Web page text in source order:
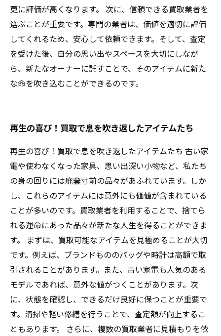
更に評価が高くなります。 次に、信頼できる買取業者を
選ぶことが重要です。専門の業者は、価値を適切に評価
してくれるため、安心して依頼できます。そして、査定
を受けた後、自分の思い出やスペースを大切にしなが
ら、新たなオーナーに託すことで、そのアイテムに新た
な命を吹き込むことができるのです。
再生の喜び！買取で息を吹き返したアイテムたち
再生の喜び！買取で息を吹き返したアイテムたち 古い家
電や使わなくなった家具、思い出深い小物など、私たち
の身の回りには廃棄寸前の品々があふれています。しか
し、これらのアイテムには意外にも価値が含まれている
ことが多いのです。買取業者を利用することで、捨てら
れる運命にあった品々が新たな人生を得ることができま
す。 まずは、買取可能なアイテムを見極めることが大切
です。例えば、ブランドもののバッグや時計は高額で取
引されることがあります。また、古い家電も人気のある
モデルであれば、意外な値がつくことがあります。次
に、状態を確認し、できるだけ良好に保つことが重要で
す。清掃や軽い修繕を行うことで、査定額が向上するこ
ともあります。 さらに、複数の買取業者に見積もりを依